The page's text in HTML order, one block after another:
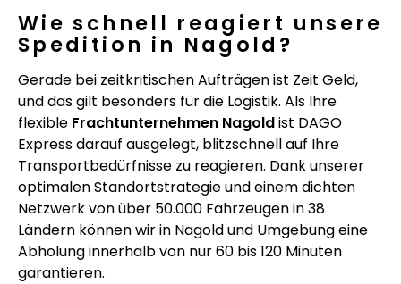
Wie schnell reagiert unsere
Spedition in Nagold?
Gerade bei zeitkritischen Aufträgen ist Zeit Geld,
und das gilt besonders für die Logistik. Als Ihre
flexible Frachtunternehmen Nagoldist DAGO
Express darauf ausgelegt, blitzschnell auf Ihre
Transportbedürfnisse zu reagieren. Dank unserer
optimalen Standortstrategie und einem dichten
Netzwerk von über 50.000 Fahrzeugen in 38
Ländern können wir in Nagold und Umgebung eine
Abholung innerhalb von nur 60 bis 120 Minuten
garantieren.